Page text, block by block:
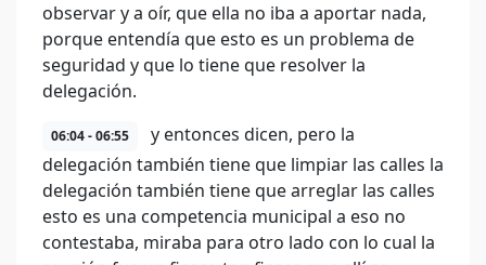
observar y a oír, que ella no iba a aportar nada,
porque entendía que esto es un problema de
seguridad y que lo tiene que resolver la
delegación.
06:04 - 06:55
y entonces dicen, pero la
delegación también tiene que limpiar las calles la
delegación también tiene que arreglar las calles
esto es una competencia municipal a eso no
contestaba, miraba para otro lado con lo cual la